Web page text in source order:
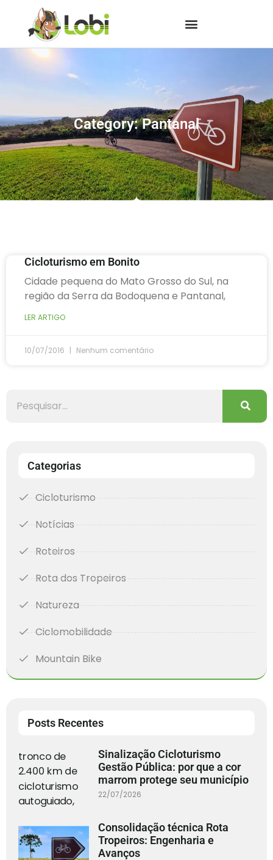
Category: Pantanal
Cicloturismo em Bonito
Cidade pequena do Mato Grosso do Sul, na
região da Serra da Bodoquena e Pantanal,
LER ARTIGO
10/07/2016 Nenhum comentário
Categorias
Cicloturismo
Notícias
Roteiros
Rota dos Tropeiros
Natureza
Ciclomobilidade
Mountain Bike
Posts Recentes
Sinalização Cicloturismo
Gestão Pública: por que a cor
marrom protege seu município
22/07/2026
Consolidação técnica Rota
Tropeiros: Engenharia e
Avanços